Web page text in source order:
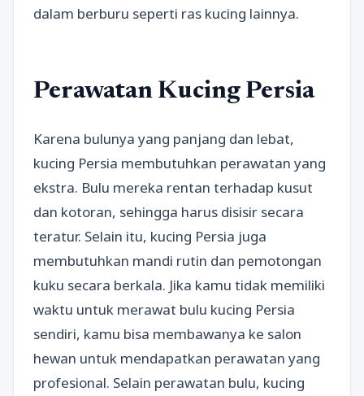
dalam berburu seperti ras kucing lainnya.
Perawatan Kucing Persia
Karena bulunya yang panjang dan lebat,
kucing Persia membutuhkan perawatan yang
ekstra. Bulu mereka rentan terhadap kusut
dan kotoran, sehingga harus disisir secara
teratur. Selain itu, kucing Persia juga
membutuhkan mandi rutin dan pemotongan
kuku secara berkala. Jika kamu tidak memiliki
waktu untuk merawat bulu kucing Persia
sendiri, kamu bisa membawanya ke salon
hewan untuk mendapatkan perawatan yang
profesional. Selain perawatan bulu, kucing